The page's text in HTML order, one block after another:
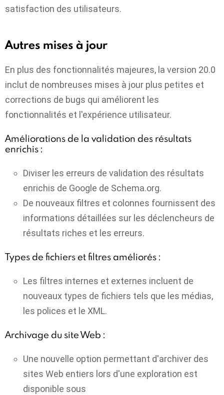
satisfaction des utilisateurs.
Autres mises à jour
En plus des fonctionnalités majeures, la version 20.0
inclut de nombreuses mises à jour plus petites et
corrections de bugs qui améliorent les
fonctionnalités et l'expérience utilisateur.
Améliorations de la validation des résultats
enrichis :
Diviser les erreurs de validation des résultats
enrichis de Google de Schema.org.
De nouveaux filtres et colonnes fournissent des
informations détaillées sur les déclencheurs de
résultats riches et les erreurs.
Types de fichiers et filtres améliorés :
Les filtres internes et externes incluent de
nouveaux types de fichiers tels que les médias,
les polices et le XML.
Archivage du site Web :
Une nouvelle option permettant d'archiver des
sites Web entiers lors d'une exploration est
disponible sous